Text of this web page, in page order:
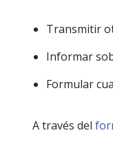
Transmitir
Informar
Formular
A través del